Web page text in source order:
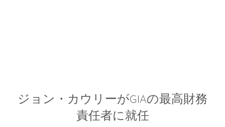
ジョン・カウリーがGIAの最高財務
責任者に就任